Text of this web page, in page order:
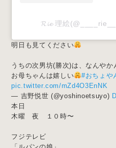
𝓡𝓲𝓮 理絵
明日も見てください
うちの次男坊(勝次)は、なんやか
お母ちゃんは嬉しい
#おちょや
pic.twitter.com/mZd4O3EnNK
— 吉野悦世 (@yoshinoetsuyo)
本日
木曜 夜 １０時〜
フジテレビ